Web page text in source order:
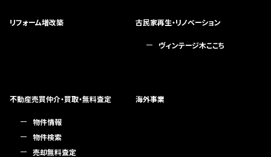
リフォーム増改築 古民家再生・リノベーション
ヴィンテージ木ここち
不動産売買仲介・買取・無料査定
物件情報
物件検索
売却無料査定
海外事業